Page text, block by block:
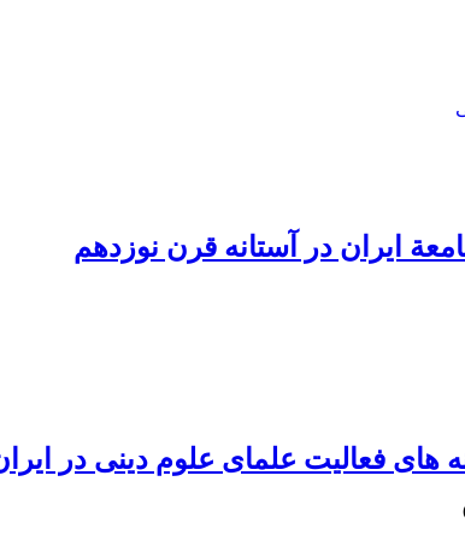
ایران در آستانه قرن نوزدهم
های فعالیت علمای علوم دینی در